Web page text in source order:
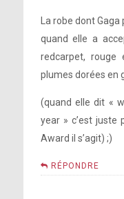
La robe dont Gaga
quand elle a
redcarpet, rouge
plumes dorées en
(quand elle dit «
year » c’est juste
Award il s’agit) ;)
RÉPONDRE